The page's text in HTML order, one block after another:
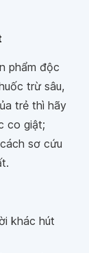
phẩm độc
trừ sâu,
trẻ thì hãy
co giật;
sơ cứu
khác hút